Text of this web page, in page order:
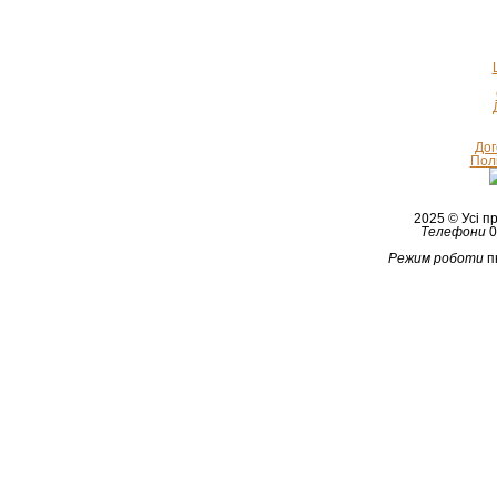
2025 © Усі
Телефони
Режим роботи